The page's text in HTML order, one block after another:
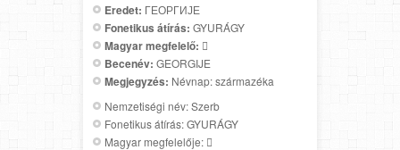
Eredet: ГЕОРГИЈЕ
Fonetikus átírás: GYURÁGY
Magyar megfelelő: 
Becenév: GEORGIJE
Megjegyzés: Névnap: származéka
Nemzetiségi név: Szerb
Fonetikus átírás: GYURÁGY
Magyar megfelelője: 